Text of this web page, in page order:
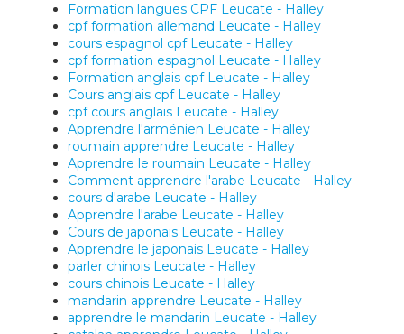
Formation langues CPF Leucate - Halley
cpf formation allemand Leucate - Halley
cours espagnol cpf Leucate - Halley
cpf formation espagnol Leucate - Halley
Formation anglais cpf Leucate - Halley
Cours anglais cpf Leucate - Halley
cpf cours anglais Leucate - Halley
Apprendre l'arménien Leucate - Halley
roumain apprendre Leucate - Halley
Apprendre le roumain Leucate - Halley
Comment apprendre l'arabe Leucate - Halley
cours d'arabe Leucate - Halley
Apprendre l'arabe Leucate - Halley
Cours de japonais Leucate - Halley
Apprendre le japonais Leucate - Halley
parler chinois Leucate - Halley
cours chinois Leucate - Halley
mandarin apprendre Leucate - Halley
apprendre le mandarin Leucate - Halley